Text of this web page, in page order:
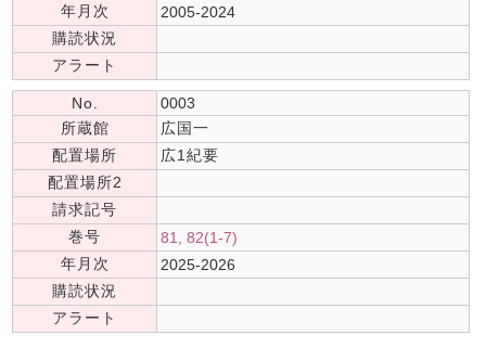
年月次
2005-2024
購読状況
アラート
No.
0003
所蔵館
広国一
配置場所
広1紀要
配置場所2
請求記号
巻号
81, 82(1-7)
年月次
2025-2026
購読状況
アラート